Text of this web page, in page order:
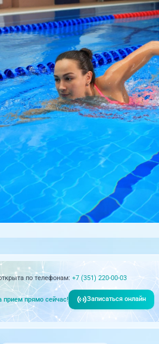
по телефонам: +7 (351) 220-00-03
прием прямо сейчас! Записаться онлайн